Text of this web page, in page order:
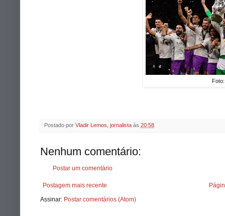
Postado por Vladir Lemos, jornalista às 20:58
Nenhum comentário:
Postar um comentário
Postagem mais recente
Assinar: Postar comentários (Atom)